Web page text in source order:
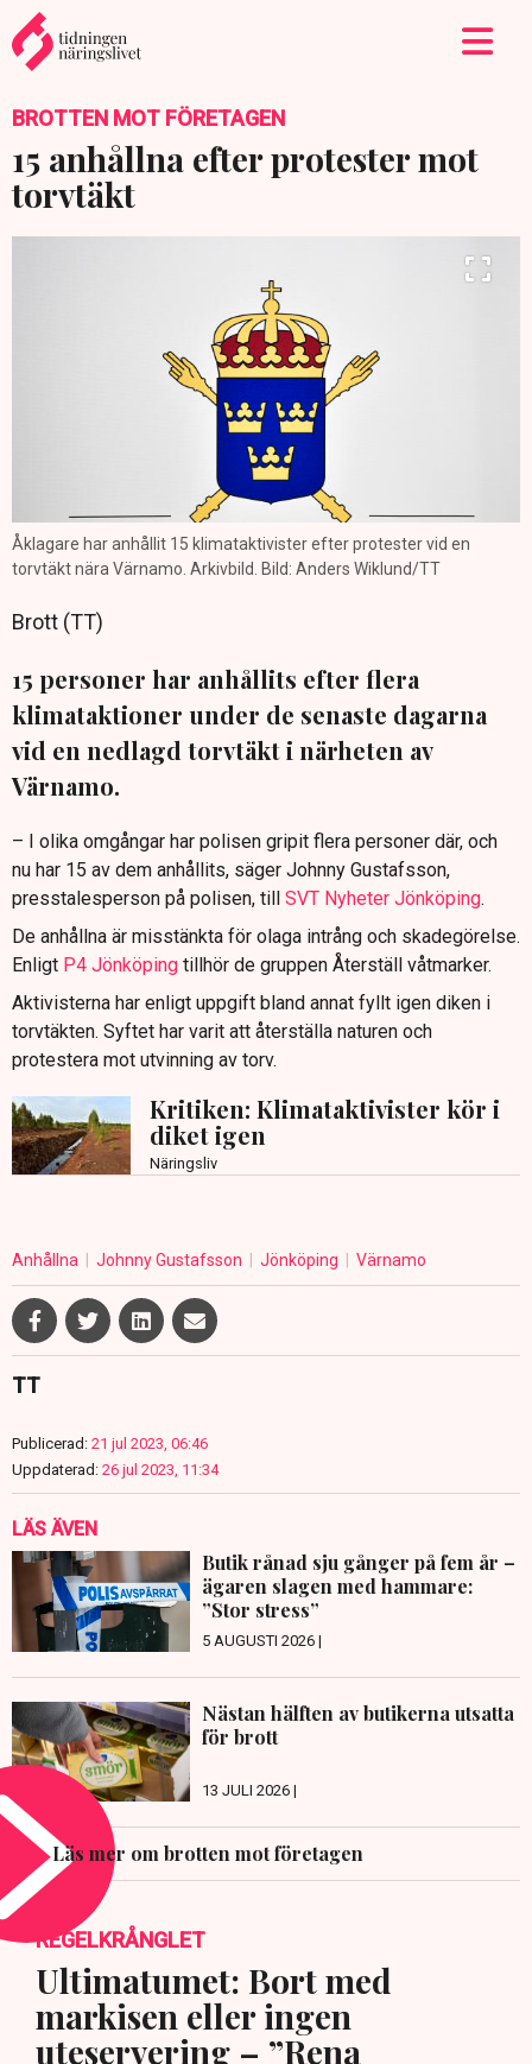
BROTTEN MOT FÖRETAGEN
15 anhållna efter protester mot
torvtäkt
Åklagare har anhållit 15 klimataktivister efter protester vid en
torvtäkt nära Värnamo. Arkivbild. Bild: Anders Wiklund/TT
Brott (TT)
15 personer har anhållits efter flera
klimataktioner under de senaste dagarna
vid en nedlagd torvtäkt i närheten av
Värnamo.
– I olika omgångar har polisen gripit flera personer där, och
nu har 15 av dem anhållits, säger Johnny Gustafsson,
presstalesperson på polisen, till SVT Nyheter Jönköping.
De anhållna är misstänkta för olaga intrång och skadegörelse.
Enligt P4 Jönköping tillhör de gruppen Återställ våtmarker.
Aktivisterna har enligt uppgift bland annat fyllt igen diken i
torvtäkten. Syftet har varit att återställa naturen och
protestera mot utvinning av torv.
Kritiken: Klimataktivister kör i
diket igen
Näringsliv
Anhållna Johnny Gustafsson Jönköping Värnamo
TT
Publicerad: 21 jul 2023, 06:46
Uppdaterad: 26 jul 2023, 11:34
LÄS ÄVEN
Butik rånad sju gånger på fem år –
ägaren slagen med hammare:
”Stor stress”
5 AUGUSTI 2026 |
Nästan hälften av butikerna utsatta
för brott
13 JULI 2026 |
Läs mer om brotten mot företagen
REGELKRÅNGLET
Ultimatumet: Bort med
markisen eller ingen
uteservering – ”Rena